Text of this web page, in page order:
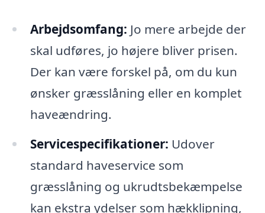
Arbejdsomfang: Jo mere arbejde der
skal udføres, jo højere bliver prisen.
Der kan være forskel på, om du kun
ønsker græsslåning eller en komplet
haveændring.
Servicespecifikationer: Udover
standard haveservice som
græsslåning og ukrudtsbekæmpelse
kan ekstra ydelser som hækklipning,